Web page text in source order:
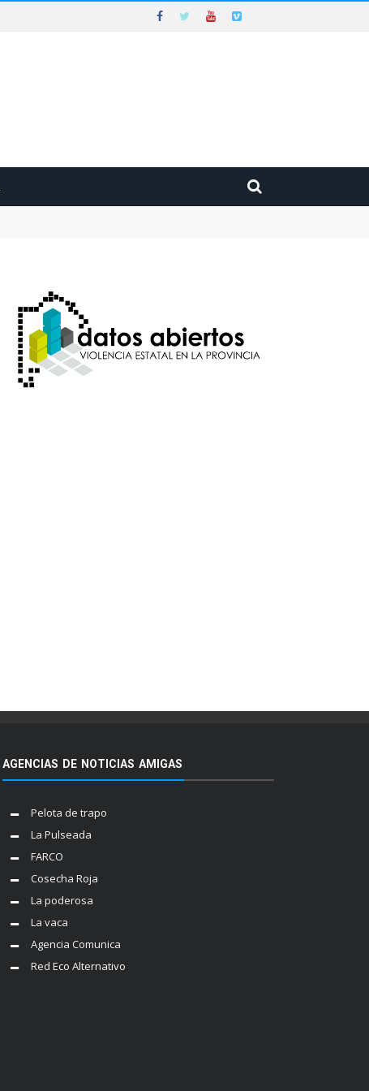
AGENCIAS DE NOTICIAS AMIGAS
Pelota de trapo
La Pulseada
FARCO
Cosecha Roja
La poderosa
La vaca
Agencia Comunica
Red Eco Alternativo